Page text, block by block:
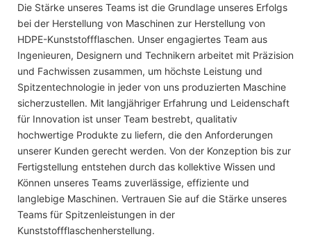
Die Stärke unseres Teams ist die Grundlage unseres Erfolgs
bei der Herstellung von Maschinen zur Herstellung von
HDPE-Kunststoffflaschen. Unser engagiertes Team aus
Ingenieuren, Designern und Technikern arbeitet mit Präzision
und Fachwissen zusammen, um höchste Leistung und
Spitzentechnologie in jeder von uns produzierten Maschine
sicherzustellen. Mit langjähriger Erfahrung und Leidenschaft
für Innovation ist unser Team bestrebt, qualitativ
hochwertige Produkte zu liefern, die den Anforderungen
unserer Kunden gerecht werden. Von der Konzeption bis zur
Fertigstellung entstehen durch das kollektive Wissen und
Können unseres Teams zuverlässige, effiziente und
langlebige Maschinen. Vertrauen Sie auf die Stärke unseres
Teams für Spitzenleistungen in der
Kunststoffflaschenherstellung.